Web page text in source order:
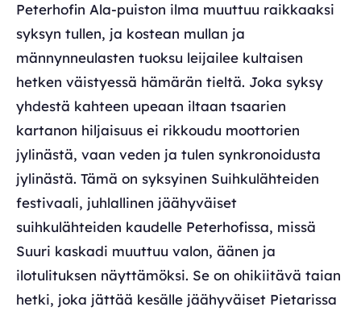
Peterhofin Ala-puiston ilma muuttuu raikkaaksi
syksyn tullen, ja kostean mullan ja
männynneulasten tuoksu leijailee kultaisen
hetken väistyessä hämärän tieltä. Joka syksy
yhdestä kahteen upeaan iltaan tsaarien
kartanon hiljaisuus ei rikkoudu moottorien
jylinästä, vaan veden ja tulen synkronoidusta
jylinästä. Tämä on syksyinen Suihkulähteiden
festivaali, juhlallinen jäähyväiset
suihkulähteiden kaudelle Peterhofissa, missä
Suuri kaskadi muuttuu valon, äänen ja
ilotulituksen näyttämöksi. Se on ohikiitävä taian
hetki, joka jättää kesälle jäähyväiset Pietarissa